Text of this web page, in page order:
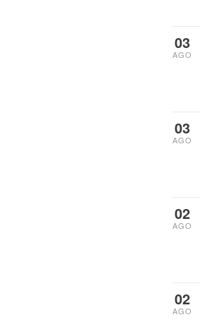
03
AGO
03
AGO
02
AGO
02
AGO